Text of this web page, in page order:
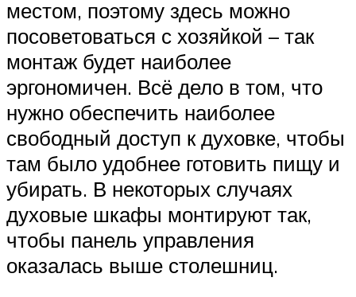
местом, поэтому здесь можно
посоветоваться с хозяйкой – так
монтаж будет наиболее
эргономичен. Всё дело в том, что
нужно обеспечить наиболее
свободный доступ к духовке, чтобы
там было удобнее готовить пищу и
убирать. В некоторых случаях
духовые шкафы монтируют так,
чтобы панель управления
оказалась выше столешниц.